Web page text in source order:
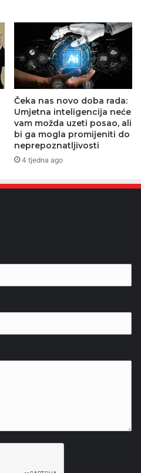
Čeka nas novo doba rada:
Umjetna inteligencija neće
vam možda uzeti posao, ali
bi ga mogla promijeniti do
neprepoznatljivosti
4 tjedna ago